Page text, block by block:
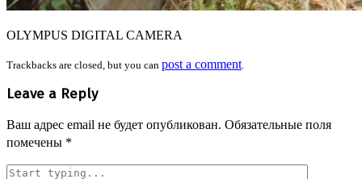
OLYMPUS DIGITAL CAMERA
Trackbacks are closed, but you can post a comment.
Leave a Reply
Ваш адрес email не будет опубликован. Обязательные поля
помечены *